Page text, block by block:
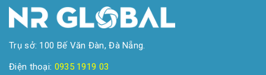
Trụ sở: 100 Bế Văn Đàn, Đà Nẵng.
Điện thoại: 0935 1919 03